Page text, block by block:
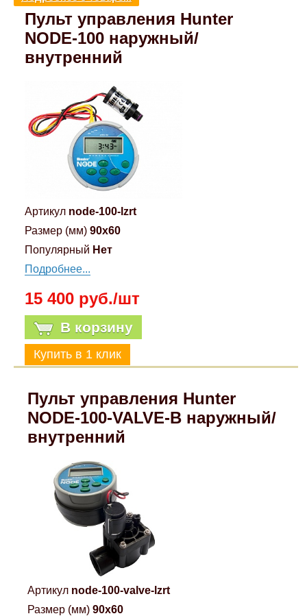
Пульт управления Hunter
NODE-100 наружный/
внутренний
Артикул node-100-lzrt
Размер (мм) 90x60
Популярный Нет
Подробнее...
15 400 руб./шт
В корзину
Пульт управления Hunter
NODE-100-VALVE-B наружный/
внутренний
Артикул node-100-valve-lzrt
Размер (мм) 90x60
Компрессионные фитинги Poliext
Honda
Hyundai
Lexus
Mazda
Mitsubishi
Opel
Renault
Suzuki
Volkswagen
Дополнительные товары
Флуоресцентные краски
Эмали универсальные акриловые
Грунтовки, защитные лаки
Магнитные панели на холодильник